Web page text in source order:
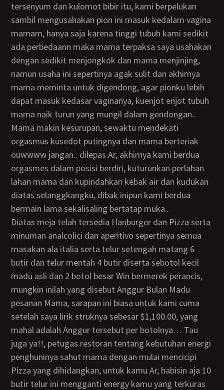
tersenyum dan kulomot bibir itu, kami berpelukan
sambil mengusahakan pion ini masuk kedalam vagina
mamam, hanya saja karena tinggi tubuh kami sedikit
ada perbedaann maka mama terpaksa saya usahakan
dengan sedikit menjongkok dan mama menjinjing,
namun usaha ini sepertinya agak sulit dan akhirnya
mama meminta untuk digendong, agar pionku lebih
dapat masuk kedasar vaginanya, kuenjot enjot tubuh
mama naik turun yang mungil dalam gendongan..
mama makin kesurupan, sewaktu mendekati
orgasmus kusedot putingnya dan mama berteriak
ouwwww jangan.. dilepas Ar, akhirnya kami berdua
orgasmes dalam posisi berdiri, kuturunkan perlahan
lahan mama dan kupindahkan kebak air dan kudukan
diatas selanggkangku, dibak inipun kami berdua
bermain lama sekalisaling bertatap muka..
Diatas meja telah tersedia Hanburger dan Pizza serta
minuman analcolici dan aperitivo sepertinya semua
masakan ala italia serta telur setengah matang 6
butir dan telur mentah 4 butir diserta sebotol kecil
madu asli dan 2 botol besar Win bermerek perancis,
mungkin inilah yang disebut Anggur Bulan Madu
pesanan Mama, sarapan ini biasa untuk kami cuma
setelah saya lirik struknya sebesar $1,100.00, yang
mahal adalah Anggur tersebut per botolnya… Tau
juga ya!!, petugas restoran tentang kebutuhan energi
penghuninya sahut mama dengan mulai mencicipi
Pizza yang dihidangkan, untuk kamu Ar, habisin aja 10
butir telur ini mengganti energy kamu yang terkuras